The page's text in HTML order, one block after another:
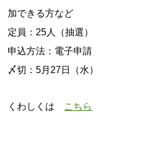
加できる方など
定員：25人（抽選）
申込方法：電子申請
〆切：5月27日（水）
くわしくは こちら